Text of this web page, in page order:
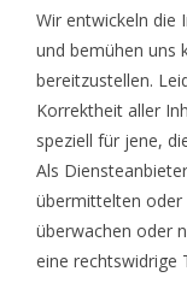
Wir entwickeln die
und bemühen uns
bereitzustellen.
Korrektheit aller
speziell für jene,
Als
übermittelten
überwachen oder
eine rechtswidrige